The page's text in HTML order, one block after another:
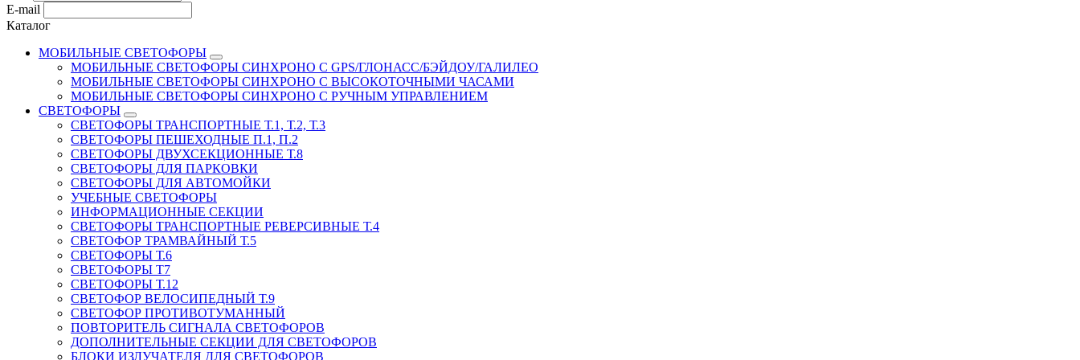
E-mail
Каталог
МОБИЛЬНЫЕ СВЕТОФОРЫ
МОБИЛЬНЫЕ СВЕТОФОРЫ СИНХРОНО С GPS/ГЛОНАСС/БЭЙДОУ/ГАЛИЛЕО
МОБИЛЬНЫЕ СВЕТОФОРЫ СИНХРОНО С ВЫСОКОТОЧНЫМИ ЧАСАМИ
МОБИЛЬНЫЕ СВЕТОФОРЫ СИНХРОНО С РУЧНЫМ УПРАВЛЕНИЕМ
СВЕТОФОРЫ
СВЕТОФОРЫ ТРАНСПОРТНЫЕ Т.1, Т.2, Т.3
СВЕТОФОРЫ ПЕШЕХОДНЫЕ П.1, П.2
СВЕТОФОРЫ ДВУХСЕКЦИОННЫЕ Т.8
СВЕТОФОРЫ ДЛЯ ПАРКОВКИ
СВЕТОФОРЫ ДЛЯ АВТОМОЙКИ
УЧЕБНЫЕ СВЕТОФОРЫ
ИНФОРМАЦИОННЫЕ СЕКЦИИ
СВЕТОФОРЫ ТРАНСПОРТНЫЕ РЕВЕРСИВНЫЕ Т.4
СВЕТОФОР ТРАМВАЙНЫЙ Т.5
СВЕТОФОРЫ Т.6
СВЕТОФОРЫ Т7
СВЕТОФОРЫ Т.12
СВЕТОФОР ВЕЛОСИПЕДНЫЙ Т.9
СВЕТОФОР ПРОТИВОТУМАННЫЙ
ПОВТОРИТЕЛЬ СИГНАЛА СВЕТОФОРОВ
ДОПОЛНИТЕЛЬНЫЕ СЕКЦИИ ДЛЯ СВЕТОФОРОВ
БЛОКИ ИЗЛУЧАТЕЛЯ ДЛЯ СВЕТОФОРОВ